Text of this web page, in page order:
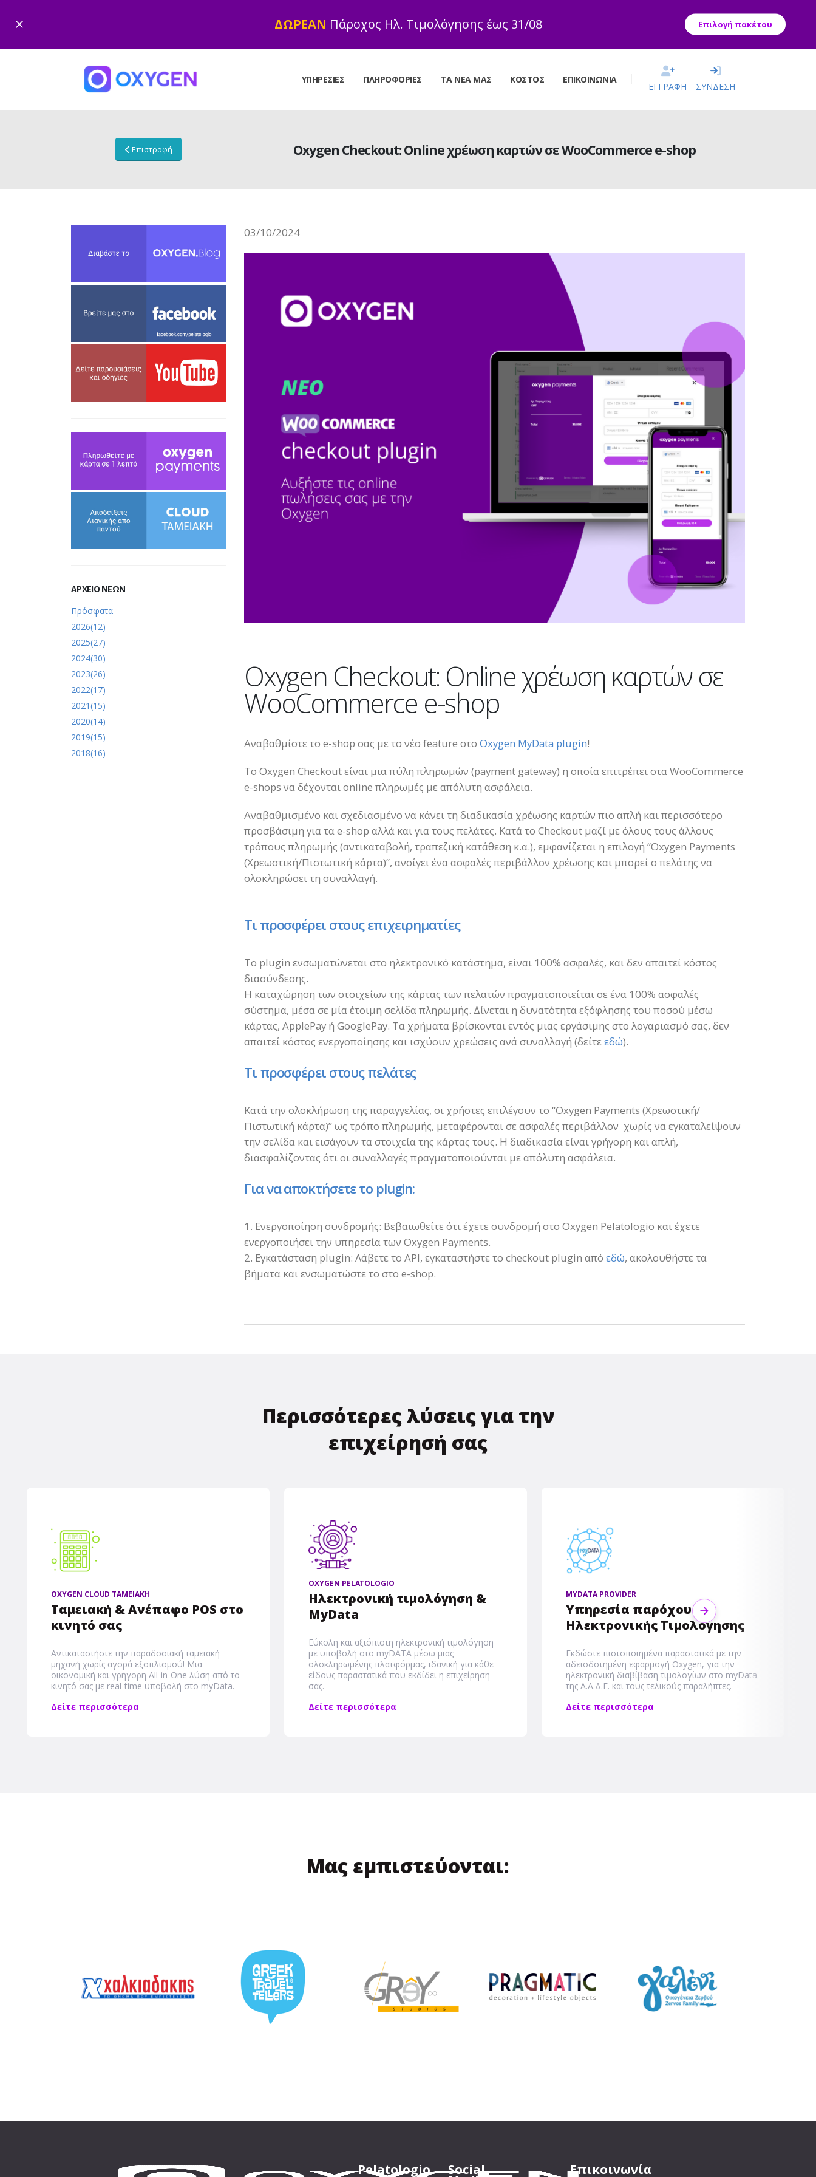
ΔΩΡΕΑΝ Πάροχος Ηλ. Τιμολόγησης έως 31/08 Επιλογή πακέτου
ΥΠΗΡΕΣΊΕΣ ΠΛΗΡΟΦΟΡΊΕΣ ΤΑ ΝΈΑ ΜΑΣ ΚΌΣΤΟΣ ΕΠΙΚΟΙΝΩΝΊΑ
ΕΓΓΡΑΦΗ ΣΥΝΔΕΣΗ
Επιστροφή Oxygen Checkout: Online χρέωση καρτών σε WooCommerce e-shop
ΑΡΧΕΙΟ ΝΕΩΝ
Πρόσφατα
2026(12)
2025(27)
2024(30)
2023(26)
2022(17)
2021(15)
2020(14)
2019(15)
2018(16)
03/10/2024
Oxygen Checkout: Online χρέωση καρτών σε
WooCommerce e-shop
Αναβαθμίστε το e-shop σας με το νέο feature στο Oxygen MyData plugin!
Το Oxygen Checkout είναι μια πύλη πληρωμών (payment gateway) η οποία επιτρέπει στα WooCommerce
e-shops να δέχονται online πληρωμές με απόλυτη ασφάλεια.
Αναβαθμισμένο και σχεδιασμένο να κάνει τη διαδικασία χρέωσης καρτών πιο απλή και περισσότερο
προσβάσιμη για τα e-shop αλλά και για τους πελάτες. Κατά το Checkout μαζί με όλους τους άλλους
τρόπους πληρωμής (αντικαταβολή, τραπεζική κατάθεση κ.α.), εμφανίζεται η επιλογή “Oxygen Payments
(Χρεωστική/Πιστωτική κάρτα)”, ανοίγει ένα ασφαλές περιβάλλον χρέωσης και μπορεί ο πελάτης να
ολοκληρώσει τη συναλλαγή.
Τι προσφέρει στους επιχειρηματίες
Το plugin ενσωματώνεται στο ηλεκτρονικό κατάστημα, είναι 100% ασφαλές, και δεν απαιτεί κόστος
διασύνδεσης.
Η καταχώρηση των στοιχείων της κάρτας των πελατών πραγματοποιείται σε ένα 100% ασφαλές
σύστημα, μέσα σε μία έτοιμη σελίδα πληρωμής. Δίνεται η δυνατότητα εξόφλησης του ποσού μέσω
κάρτας, ApplePay ή GooglePay. Τα χρήματα βρίσκονται εντός μιας εργάσιμης στο λογαριασμό σας, δεν
απαιτεί κόστος ενεργοποίησης και ισχύουν χρεώσεις ανά συναλλαγή (δείτε εδώ).
Τι προσφέρει στους πελάτες
Κατά την ολοκλήρωση της παραγγελίας, οι χρήστες επιλέγουν το “Oxygen Payments (Χρεωστική/
Πιστωτική κάρτα)” ως τρόπο πληρωμής, μεταφέρονται σε ασφαλές περιβάλλον χωρίς να εγκαταλείψουν
την σελίδα και εισάγουν τα στοιχεία της κάρτας τους. Η διαδικασία είναι γρήγορη και απλή,
διασφαλίζοντας ότι οι συναλλαγές πραγματοποιούνται με απόλυτη ασφάλεια.
Για να αποκτήσετε το plugin:
1. Ενεργοποίηση συνδρομής: Βεβαιωθείτε ότι έχετε συνδρομή στο Oxygen Pelatologio και έχετε
ενεργοποιήσει την υπηρεσία των Oxygen Payments.
2. Εγκατάσταση plugin: Λάβετε το API, εγκαταστήστε το checkout plugin από εδώ, ακολουθήστε τα
βήματα και ενσωματώστε το στο e-shop.
Περισσότερες λύσεις για την
επιχείρησή σας
OXYGEN CLOUD ΤΑΜΕΙΑΚΗ
Ταμειακή & Ανέπαφο POS στο
κινητό σας
Αντικαταστήστε την παραδοσιακή ταμειακή
μηχανή χωρίς αγορά εξοπλισμού! Μια
οικονομική και γρήγορη Αll-in-One λύση από το
κινητό σας με real-time υποβολή στο myData.
Δείτε περισσότερα
OXYGEN PELATOLOGIO
Ηλεκτρονική τιμολόγηση &
MyData
Εύκολη και αξιόπιστη ηλεκτρονική τιμολόγηση
με υποβολή στο myDATA μέσω μιας
ολοκληρωμένης πλατφόρμας, ιδανική για κάθε
είδους παραστατικά που εκδίδει η επιχείρηση
σας.
Δείτε περισσότερα
MYDATA PROVIDER
Υπηρεσία παρόχου
Ηλεκτρονικής Τιμολόγησης
Εκδώστε πιστοποιημένα παραστατικά με την
αδειοδοτημένη εφαρμογή Oxygen, για την
ηλεκτρονική διαβίβαση τιμολογίων στο myData
της Α.Α.Δ.Ε. και τους τελικούς παραλήπτες.
Δείτε περισσότερα
Next
Μας εμπιστεύονται:
Pelatologio Social Επικοινωνία